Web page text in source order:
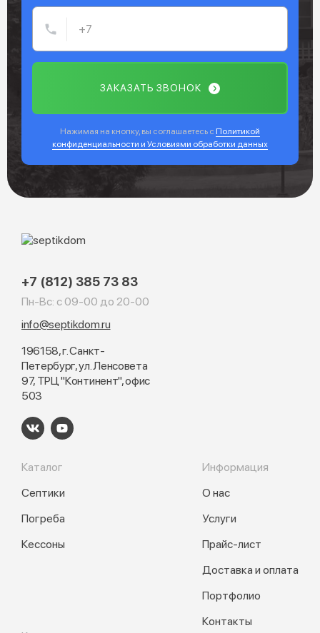
ЗАКАЗАТЬ ЗВОНОК
Нажимая на кнопку, вы соглашаетесь с Политикой
конфиденциальности и Условиями обработки данных
+7 (812) 385 73 83
Пн-Вс: с 09-00 до 20-00
info@septikdom.ru
196158, г. Санкт-
Петербург, ул. Ленсовета
97, ТРЦ "Континент", офис
503
Каталог
Септики
Погреба
Кессоны
Информация
О нас
Услуги
Прайс-лист
Доставка и оплата
Портфолио
Контакты